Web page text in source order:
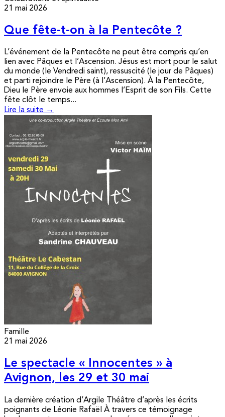
21 mai 2026
Que fête-t-on à la Pentecôte ?
L’événement de la Pentecôte ne peut être compris qu’en
lien avec Pâques et l’Ascension. Jésus est mort pour le salut
du monde (le Vendredi saint), ressuscité (le jour de Pâques)
et parti rejoindre le Père (à l’Ascension). À la Pentecôte,
Dieu le Père envoie aux hommes l’Esprit de son Fils. Cette
fête clôt le temps...
Lire la suite →
Famille
21 mai 2026
Le spectacle « Innocentes » à
Avignon, les 29 et 30 mai
La dernière création d’Argile Théâtre d’après les écrits
poignants de Léonie Rafaël À travers ce témoignage